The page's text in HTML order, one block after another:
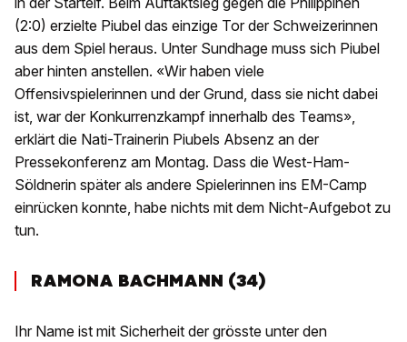
(2:0) erzielte Piubel das einzige Tor der Schweizerinnen
aus dem Spiel heraus. Unter Sundhage muss sich Piubel
aber hinten anstellen. «Wir haben viele
Offensivspielerinnen und der Grund, dass sie nicht dabei
ist, war der Konkurrenzkampf innerhalb des Teams»,
erklärt die Nati-Trainerin Piubels Absenz an der
Pressekonferenz am Montag. Dass die West-Ham-
Söldnerin später als andere Spielerinnen ins EM-Camp
einrücken konnte, habe nichts mit dem Nicht-Aufgebot zu
tun.
RAMONA BACHMANN (34)
Ihr Name ist mit Sicherheit der grösste unter den